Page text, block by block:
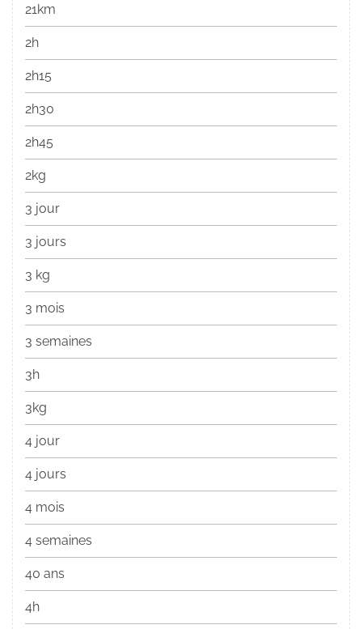
21km
2h
2h15
2h30
2h45
2kg
3 jour
3 jours
3 kg
3 mois
3 semaines
3h
3kg
4 jour
4 jours
4 mois
4 semaines
40 ans
4h